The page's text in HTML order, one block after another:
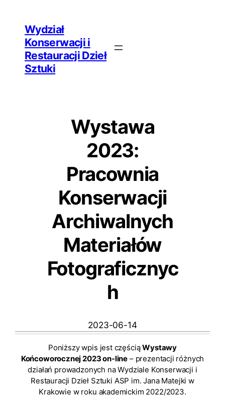
Wydział
Konserwacji i
Restauracji Dzieł
Sztuki
Wystawa
2023:
Pracownia
Konserwacji
Archiwalnych
Materiałów
Fotograficznyc
h
2023-06-14
Poniższy wpis jest częściąWystawy
Końcoworocznej 2023 on-line – prezentacji różnych
działań prowadzonych na Wydziale Konserwacji i
Restauracji Dzieł Sztuki ASP im. Jana Matejki w
Krakowie w roku akademickim 2022/2023.